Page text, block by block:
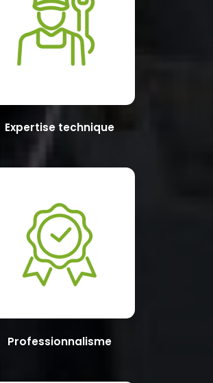
Expertise technique
Professionnalisme